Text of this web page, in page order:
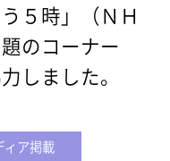
５時」（ＮＨ
のコーナー
しました。
ィア掲載